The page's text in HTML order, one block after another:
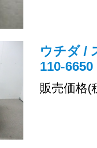
ウチダ /
110-
販売価格(